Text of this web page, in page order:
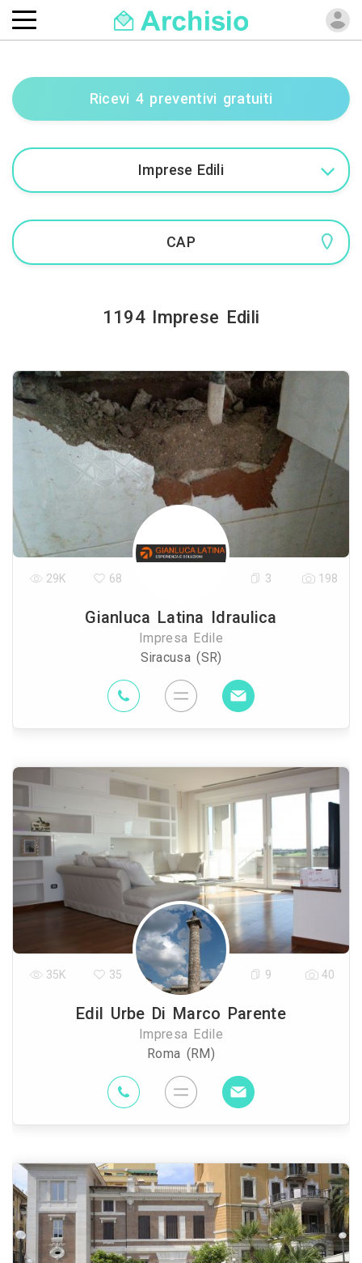
Ricevi 4 preventivi gratuiti
1194 Imprese Edili
Gianluca Latina Idraulica
Impresa Edile
Siracusa (SR)
29K 68 3 198
Edil Urbe Di Marco Parente
Impresa Edile
Roma (RM)
35K 35 9 40